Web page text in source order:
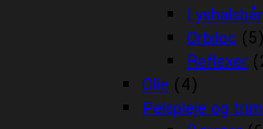
Orbiloc (5)
Reflexer
Olie (4)
Pelspleje og